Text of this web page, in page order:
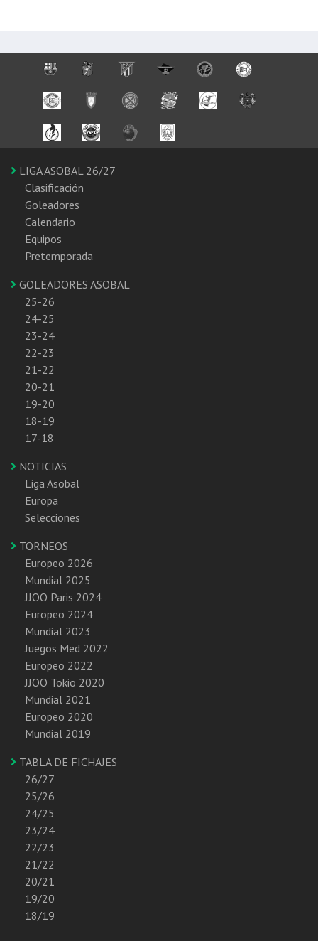
LIGA ASOBAL 26/27
Clasificación
Goleadores
Calendario
Equipos
Pretemporada
GOLEADORES ASOBAL
25-26
24-25
23-24
22-23
21-22
20-21
19-20
18-19
17-18
NOTICIAS
Liga Asobal
Europa
Selecciones
TORNEOS
Europeo 2026
Mundial 2025
JJOO Paris 2024
Europeo 2024
Mundial 2023
Juegos Med 2022
Europeo 2022
JJOO Tokio 2020
Mundial 2021
Europeo 2020
Mundial 2019
TABLA DE FICHAJES
26/27
25/26
24/25
23/24
22/23
21/22
20/21
19/20
18/19